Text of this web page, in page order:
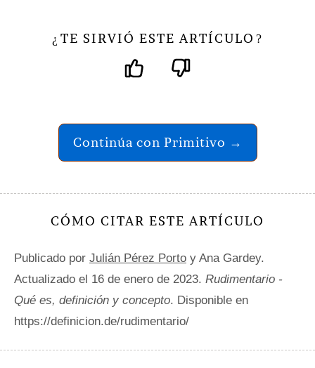
¿ TE SIRVIÓ ESTE ARTÍCULO ?
Continúa con Primitivo →
CÓMO CITAR ESTE ARTÍCULO
Publicado por Julián Pérez Porto y Ana Gardey.
Actualizado el 16 de enero de 2023. Rudimentario -
Qué es, definición y concepto. Disponible en
https://definicion.de/rudimentario/